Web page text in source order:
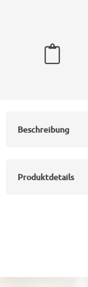
Beschreibung
Produktdetails